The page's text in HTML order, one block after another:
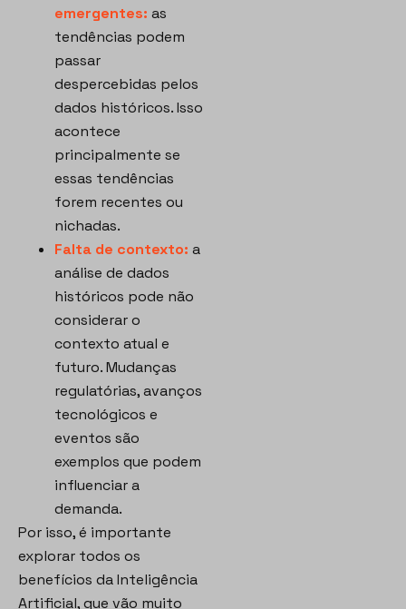
emergentes: as
tendências podem
passar
despercebidas pelos
dados históricos. Isso
acontece
principalmente se
essas tendências
forem recentes ou
nichadas.
Falta de contexto: a
análise de dados
históricos pode não
considerar o
contexto atual e
futuro. Mudanças
regulatórias, avanços
tecnológicos e
eventos são
exemplos que podem
influenciar a
demanda.
Por isso, é importante
explorar todos os
benefícios da Inteligência
Artificial, que vão muito